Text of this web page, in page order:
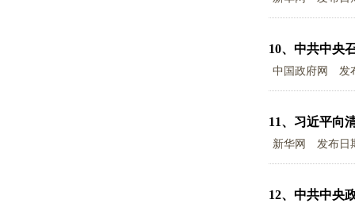
10、 中共中央
中国政府网 发
11、 习近平向
新华网 发布日
12、 中共中央